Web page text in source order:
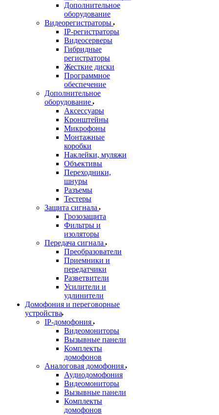
Дополнительное
оборудование
Видеорегистраторы
IP-регистраторы
Видеосерверы
Гибридные
регистраторы
Жесткие диски
Программное
обеспечение
Дополнительное
оборудование
Аксессуары
Кронштейны
Микрофоны
Монтажные
коробки
Наклейки, муляжи
Объективы
Переходники,
шнуры
Разъемы
Тестеры
Защита сигнала
Грозозащита
Фильтры и
изоляторы
Передача сигнала
Преобразователи
Приемники и
передатчики
Разветвители
Усилители и
удлинители
Домофония и переговорные
устройства
IP-домофония
Видеомониторы
Вызывные панели
Комплекты
домофонов
Аналоговая домофония
Аудиодомофония
Видеомониторы
Вызывные панели
Комплекты
домофонов